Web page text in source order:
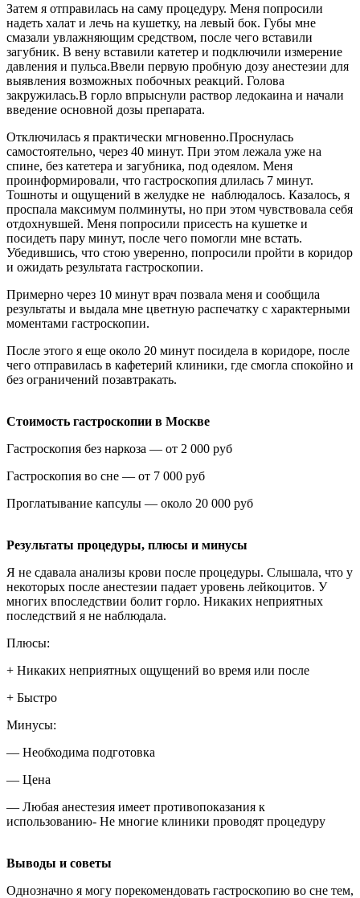
Затем я отправилась на саму процедуру. Меня попросили
надеть халат и лечь на кушетку, на левый бок. Губы мне
смазали увлажняющим средством, после чего вставили
загубник. В вену вставили катетер и подключили измерение
давления и пульса.Ввели первую пробную дозу анестезии для
выявления возможных побочных реакций. Голова
закружилась.В горло впрыснули раствор ледокаина и начали
введение основной дозы препарата.
Отключилась я практически мгновенно.Проснулась
самостоятельно, через 40 минут. При этом лежала уже на
спине, без катетера и загубника, под одеялом. Меня
проинформировали, что гастроскопия длилась 7 минут.
Тошноты и ощущений в желудке не наблюдалось. Казалось, я
проспала максимум полминуты, но при этом чувствовала себя
отдохнувшей. Меня попросили присесть на кушетке и
посидеть пару минут, после чего помогли мне встать.
Убедившись, что стою уверенно, попросили пройти в коридор
и ожидать результата гастроскопии.
Примерно через 10 минут врач позвала меня и сообщила
результаты и выдала мне цветную распечатку с характерными
моментами гастроскопии.
После этого я еще около 20 минут посидела в коридоре, после
чего отправилась в кафетерий клиники, где смогла спокойно и
без ограничений позавтракать.
Стоимость гастроскопии в Москве
Гастроскопия без наркоза — от 2 000 руб
Гастроскопия во сне — от 7 000 руб
Проглатывание капсулы — около 20 000 руб
Результаты процедуры, плюсы и минусы
Я не сдавала анализы крови после процедуры. Слышала, что у
некоторых после анестезии падает уровень лейкоцитов. У
многих впоследствии болит горло. Никаких неприятных
последствий я не наблюдала.
Плюсы:
+ Никаких неприятных ощущений во время или после
+ Быстро
Минусы:
— Необходима подготовка
— Цена
— Любая анестезия имеет противопоказания к
использованию- Не многие клиники проводят процедуру
Выводы и советы
Однозначно я могу порекомендовать гастроскопию во сне тем,